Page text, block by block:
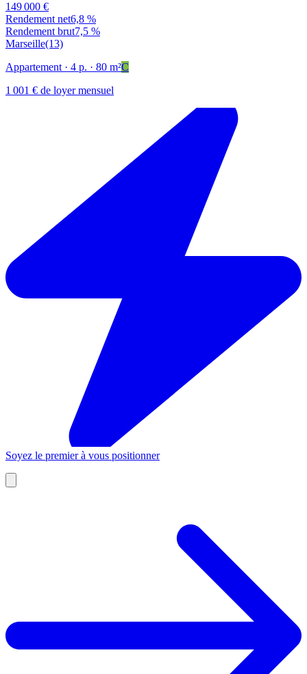
149 000 €
Rendement net6,8 %
Rendement brut7,5 %
Marseille(13)
Appartement · 4 p. · 80 m²C
1 001 € de loyer mensuel
Soyez le premier à vous positionner